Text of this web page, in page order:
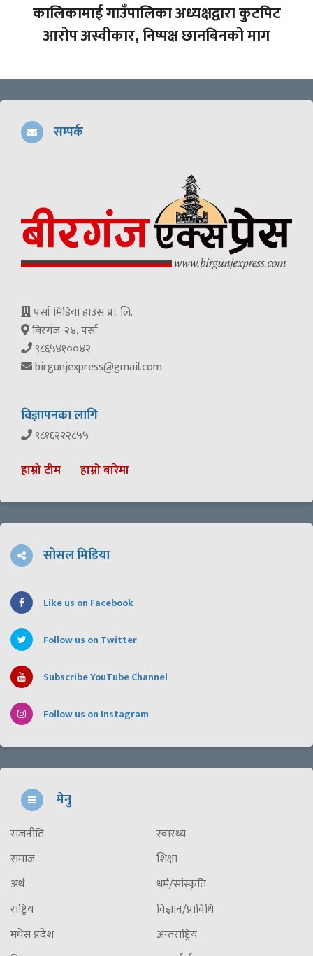
कालिकामाई गाउँपालिका अध्यक्षद्वारा कुटपिट
आरोप अस्वीकार, निष्पक्ष छानबिनको माग
सम्पर्क
पर्सा मिडिया हाउस प्रा. लि.
बिरगंज-२४, पर्सा
९८६५४१००४२
birgunjexpress@gmail.com
विज्ञापनका लागि
९८१६२२२८५५
हाम्रो टीम हाम्रो बारेमा
सोसल मिडिया
Like us on Facebook
Follow us on Twitter
Subscribe YouTube Channel
Follow us on Instagram
मेनु
राजनीति
समाज
अर्थ
राष्ट्रिय
मधेस प्रदेश
स्वास्थ्य
शिक्षा
धर्म/सांस्कृति
विज्ञान/प्राविधि
अन्तराष्ट्रिय